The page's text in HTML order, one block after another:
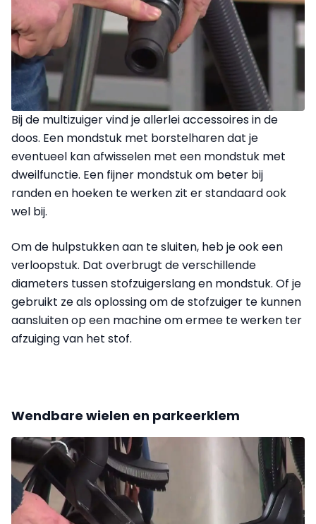
Bij de multizuiger vind je allerlei accessoires in de
doos. Een mondstuk met borstelharen dat je
eventueel kan afwisselen met een mondstuk met
dweilfunctie. Een fijner mondstuk om beter bij
randen en hoeken te werken zit er standaard ook
wel bij.
Om de hulpstukken aan te sluiten, heb je ook een
verloopstuk. Dat overbrugt de verschillende
diameters tussen stofzuigerslang en mondstuk. Of je
gebruikt ze als oplossing om de stofzuiger te kunnen
aansluiten op een machine om ermee te werken ter
afzuiging van het stof.
Wendbare wielen en parkeerklem